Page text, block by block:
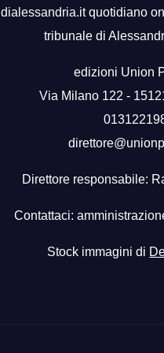
dialessandria.it quotidiano
tribunale di
edizioni Union
Via Milano 122 -
Direttore responsabile:
Contattaci:
Stock immagini di